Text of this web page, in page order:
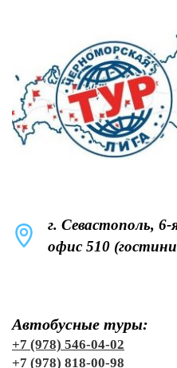
г. Севастополь,
офис 510
Автобусные туры:
+7 (978) 546-04-02
+7 (978) 818-00-98